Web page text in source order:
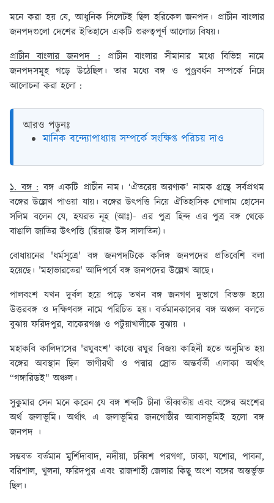
মনে করা হয় যে, আধুনিক সিলেটই ছিল হরিকেল জনপদ। প্রাচীন বাংলার
জনপদগুলো দেশের ইতিহাসে একটি গুরুত্বপূর্ণ আলোচ্য বিষয়।
প্রাচীন বাংলার জনপদ :প্রাচীন বাংলার সীমানার মধ্যে বিভিন্ন নামে
জনপদসমূহ গড়ে উঠেছিল। তার মধ্যে বঙ্গ ও পুণ্ড্রবর্ধন সম্পর্কে নিম্নে
আলোচনা করা হলো :
আরও পড়ুনঃ
মানিক বন্দ্যোপাধ্যায় সম্পর্কে সংক্ষিপ্ত পরিচয় দাও
১. বঙ্গ : বঙ্গ একটি প্রাচীন নাম। ‘ঐতরেয় অরণ্যক' নামক গ্রন্থে সর্বপ্রথম
বঙ্গের উল্লেখ পাওয়া যায়। বঙ্গের উৎপত্তি নিয়ে ঐতিহাসিক গোলাম হোসেন
সলিম বলেন যে, হযরত নূহ (আঃ)- এর পুত্র হিন্দ এর পুত্র বঙ্গ থেকে
বাঙালি জাতির উৎপত্তি (রিয়াজ উস সালাতিন)।
বোধায়নের 'ধর্মসূত্রে' বঙ্গ জনপদটিকে কলিঙ্গ জনপদের প্রতিবেশি বলা
হয়েছে। 'মহাভারতের' আদিপর্বে বঙ্গ জনপদের উল্লেখ আছে।
পালবংশ যখন দুর্বল হয়ে পড়ে তখন বঙ্গ জনগণ দুভাগে বিভক্ত হয়ে
উত্তরবঙ্গ ও দক্ষিণবঙ্গ নামে পরিচিত হয়। বর্তমানকালের বঙ্গ অঞ্চল বলতে
বুঝায় ফরিদপুর, বাকেরগঞ্জ ও পটুয়াখালীকে বুঝায় ।
মহাকবি কালিদাসের 'রঘুবংশ' কাব্যে রঘুর বিজয় কাহিনী হতে অনুমিত হয়
বঙ্গের অবস্থান ছিল ভাগীরথী ও পদ্মার স্রোত অন্তর্বর্তী এলাকা অর্থাৎ
“গঙ্গারিডই" অঞ্চল।
সুকুমার সেন মনে করেন যে বঙ্গ শব্দটি চীনা তীব্বতীয় এবং বঙ্গের অংশের
অর্থ জলাভূমি। অর্থাৎ এ জলাভূমির জনগোষ্ঠীর আবাসভূমিই হলো বঙ্গ
জনপদ ।
সম্ভবত বর্তমান মুর্শিদাবাদ, নদীয়া, চব্বিশ পরগণা, ঢাকা, যশোর, পাবনা,
বরিশাল, খুলনা, ফরিদপুর এবং রাজশাহী জেলার কিছু অংশ বঙ্গের অন্তর্ভুক্ত
ছিল।